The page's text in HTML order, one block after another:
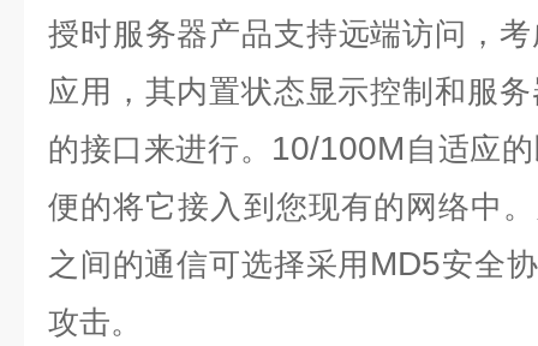
授时服务器产品支持远端访问，
应用，其内置状态显示控制和服
的接口来进行。 10/100M 自适应
便的将它接入到您现有的网络中
之间的通信可选择采用 MD5安全
攻击。